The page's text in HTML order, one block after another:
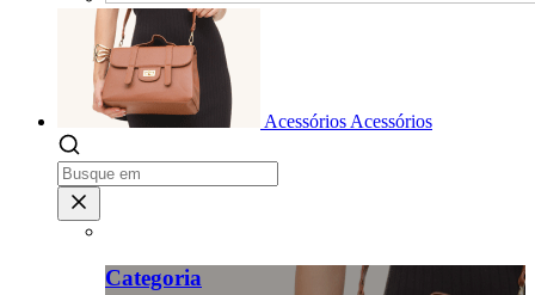
Acessórios Acessórios
Categoria